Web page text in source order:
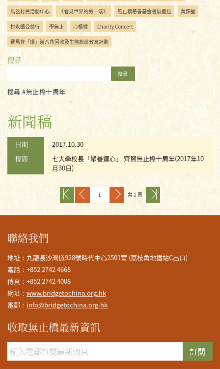
馬岔村民活動中心 《看見世界的另一端》 無止橋慈善基金書展攤位 黃錦星
村永續公益行 學無止 心橋禮 Charity Concert
賽馬會「環」遊八角回收及生態旅遊教育計劃
搜尋
搜尋
搜尋 #無止橋十周年
新聞稿
日期
2017.10.30
標題
七大學校長「聚善連心」 齊賀無止橋十周年(2017年10
月30日)
共 1 頁
聯絡我們
地址：九龍長沙灣道928號時代中心2501室 (荔枝角地鐵站C出口)
電話：+852 2742 4668
傳真：+852 2742 4008
網址： www.bridgetochina.org.hk
電郵： info@bridgetochina.org.hk
收取無止橋最新資訊
訂閱